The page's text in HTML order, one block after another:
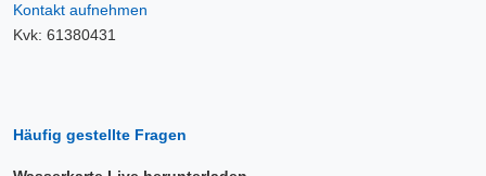
Kontakt aufnehmen
Kvk: 61380431
Häufig gestellte Fragen